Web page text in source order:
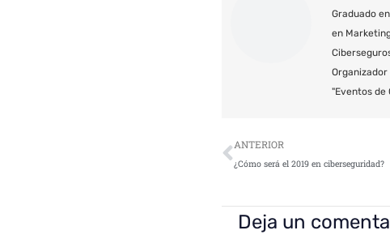
Graduado
en
Organizador
"Eventos de
Ant
ANTERIOR
¿Cómo será el 2019 en ciberseguridad?
Deja un